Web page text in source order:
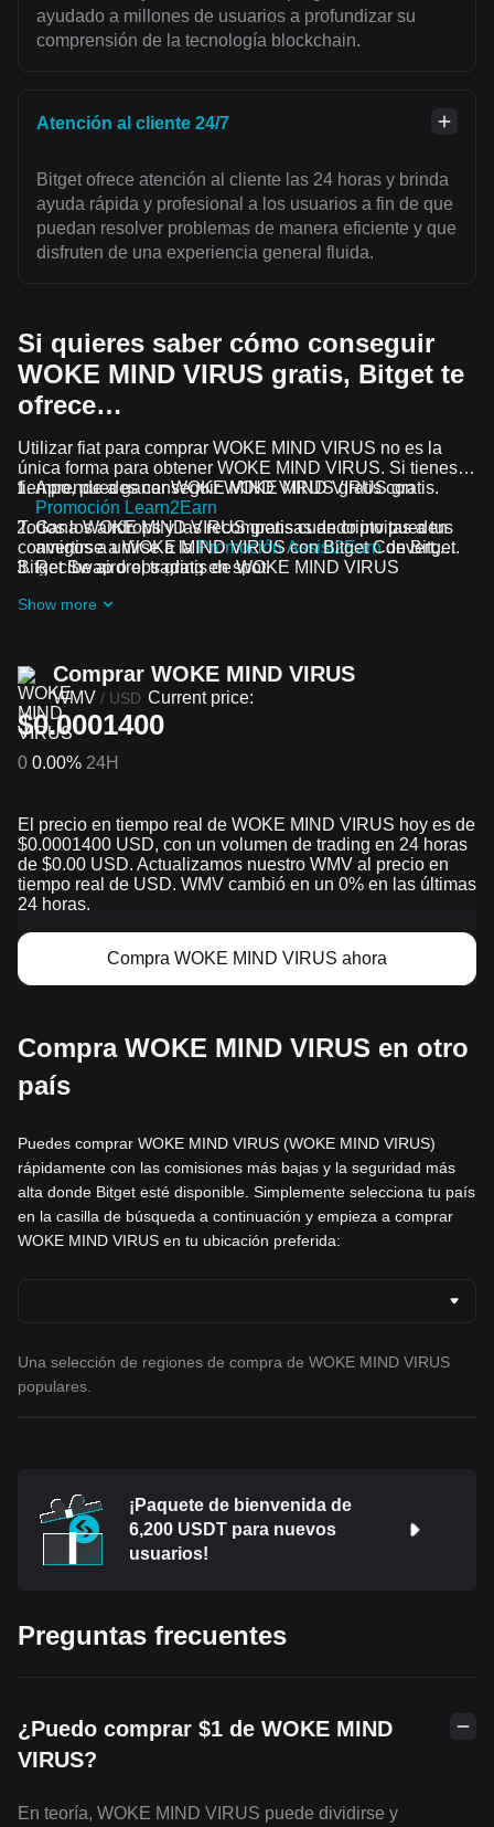
ayudado a millones de usuarios a profundizar su
comprensión de la tecnología blockchain.
Atención al cliente 24/7
Bitget ofrece atención al cliente las 24 horas y brinda
ayuda rápida y profesional a los usuarios a fin de que
puedan resolver problemas de manera eficiente y que
disfruten de una experiencia general fluida.
Si quieres saber cómo conseguir
WOKE MIND VIRUS gratis, Bitget te
ofrece…
Utilizar fiat para comprar WOKE MIND VIRUS no es la
única forma para obtener WOKE MIND VIRUS. Si tienes
tiempo, puedes conseguir WOKE MIND VIRUS gratis.
Aprende a ganar WOKE MIND VIRUS gratis con
Promoción Learn2Earn
Gana WOKE MIND VIRUS gratis cuando invitas a tus
amigos a unirse a la Promoción Assist2Earnde Bitget.
Recibe airdrops gratis de WOKE MIND VIRUS
Todos los airdrops y las recompensas de cripto pueden
convertirse a WOKE MIND VIRUS con Bitget Convert,
Bitget Swap o el trading en spot.
Show more
Comprar WOKE MIND VIRUS
WMV / USD Current price:
$0.0001400
0 0.00% 24H
El precio en tiempo real de WOKE MIND VIRUS hoy es de
$0.0001400 USD, con un volumen de trading en 24 horas
de $0.00 USD. Actualizamos nuestro WMV al precio en
tiempo real de USD. WMV cambió en un 0% en las últimas
24 horas.
Compra WOKE MIND VIRUS ahora
Compra WOKE MIND VIRUS en otro
país
Puedes comprar WOKE MIND VIRUS (WOKE MIND VIRUS)
rápidamente con las comisiones más bajas y la seguridad más
alta donde Bitget esté disponible. Simplemente selecciona tu país
en la casilla de búsqueda a continuación y empieza a comprar
WOKE MIND VIRUS en tu ubicación preferida:
Una selección de regiones de compra de WOKE MIND VIRUS
populares.
¡Paquete de bienvenida de
6,200 USDT para nuevos
usuarios!
Preguntas frecuentes
¿Puedo comprar $1 de WOKE MIND
VIRUS?
En teoría, WOKE MIND VIRUS puede dividirse y